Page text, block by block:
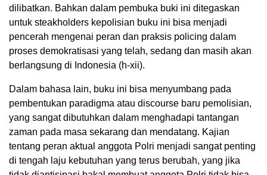
dilibatkan. Bahkan dalam pembuka buki ini ditegaskan
untuk steakholders kepolisian buku ini bisa menjadi
pencerah mengenai peran dan praksis policing dalam
proses demokratisasi yang telah, sedang dan masih akan
berlangsung di Indonesia (h-xii).
Dalam bahasa lain, buku ini bisa menyumbang pada
pembentukan paradigma atau discourse baru pemolisian,
yang sangat dibutuhkan dalam menghadapi tantangan
zaman pada masa sekarang dan mendatang. Kajian
tentang peran aktual anggota Polri menjadi sangat penting
di tengah laju kebutuhan yang terus berubah, yang jika